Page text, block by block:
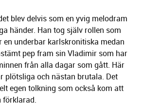
blev delvis som en yvig melodram
händer. Han tog själv rollen som
en underbar karlskronitiska medan
pep fram sin Vladimir som har
från alla dagar som gått. Här
plötsliga och nästan brutala. Det
egen tolkning som också kom att
förklarad.